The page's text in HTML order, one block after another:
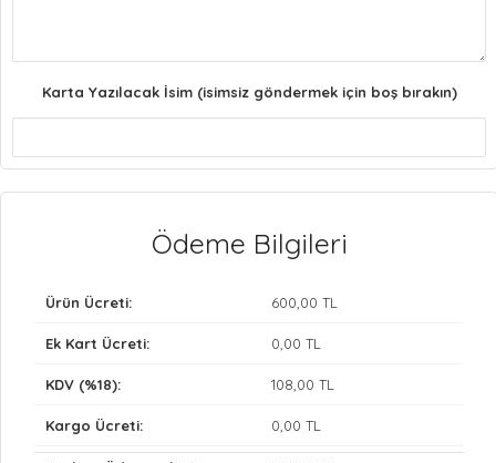
Karta Yazılacak İsim (isimsiz göndermek için boş bırakın)
Ödeme Bilgileri
Ürün Ücreti: 600 ,00 TL
Ek Kart Ücreti: 0 ,00 TL
KDV (%18): 108 ,00 TL
Kargo Ücreti: 0 ,00 TL